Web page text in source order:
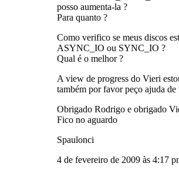
posso aumenta-la ?
Para quanto ?
Como verifico se meus discos
ASYNC_IO ou SYNC_IO ?
Qual é o melhor ?
A view de progress do Vieri
também por favor peço ajuda de
Obrigado Rodrigo e obrigado
Fico no aguardo
Spaulonci
4 de fevereiro de 2009 às 4:17